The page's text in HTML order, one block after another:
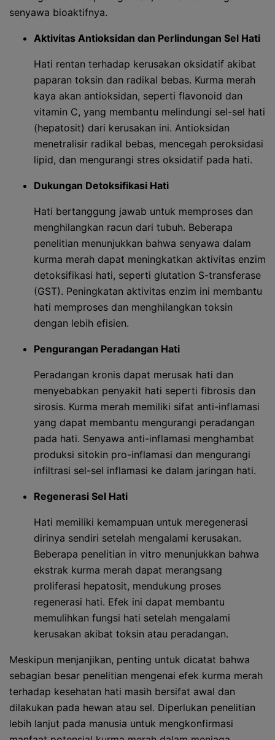
senyawa bioaktifnya.
Aktivitas Antioksidan dan Perlindungan Sel Hati
Hati rentan terhadap kerusakan oksidatif akibat
paparan toksin dan radikal bebas. Kurma merah
kaya akan antioksidan, seperti flavonoid dan
vitamin C, yang membantu melindungi sel-sel hati
(hepatosit) dari kerusakan ini. Antioksidan
menetralisir radikal bebas, mencegah peroksidasi
lipid, dan mengurangi stres oksidatif pada hati.
Dukungan Detoksifikasi Hati
Hati bertanggung jawab untuk memproses dan
menghilangkan racun dari tubuh. Beberapa
penelitian menunjukkan bahwa senyawa dalam
kurma merah dapat meningkatkan aktivitas enzim
detoksifikasi hati, seperti glutation S-transferase
(GST). Peningkatan aktivitas enzim ini membantu
hati memproses dan menghilangkan toksin
dengan lebih efisien.
Pengurangan Peradangan Hati
Peradangan kronis dapat merusak hati dan
menyebabkan penyakit hati seperti fibrosis dan
sirosis. Kurma merah memiliki sifat anti-inflamasi
yang dapat membantu mengurangi peradangan
pada hati. Senyawa anti-inflamasi menghambat
produksi sitokin pro-inflamasi dan mengurangi
infiltrasi sel-sel inflamasi ke dalam jaringan hati.
Regenerasi Sel Hati
Hati memiliki kemampuan untuk meregenerasi
dirinya sendiri setelah mengalami kerusakan.
Beberapa penelitian in vitro menunjukkan bahwa
ekstrak kurma merah dapat merangsang
proliferasi hepatosit, mendukung proses
regenerasi hati. Efek ini dapat membantu
memulihkan fungsi hati setelah mengalami
kerusakan akibat toksin atau peradangan.
Meskipun menjanjikan, penting untuk dicatat bahwa
sebagian besar penelitian mengenai efek kurma merah
terhadap kesehatan hati masih bersifat awal dan
dilakukan pada hewan atau sel. Diperlukan penelitian
lebih lanjut pada manusia untuk mengkonfirmasi